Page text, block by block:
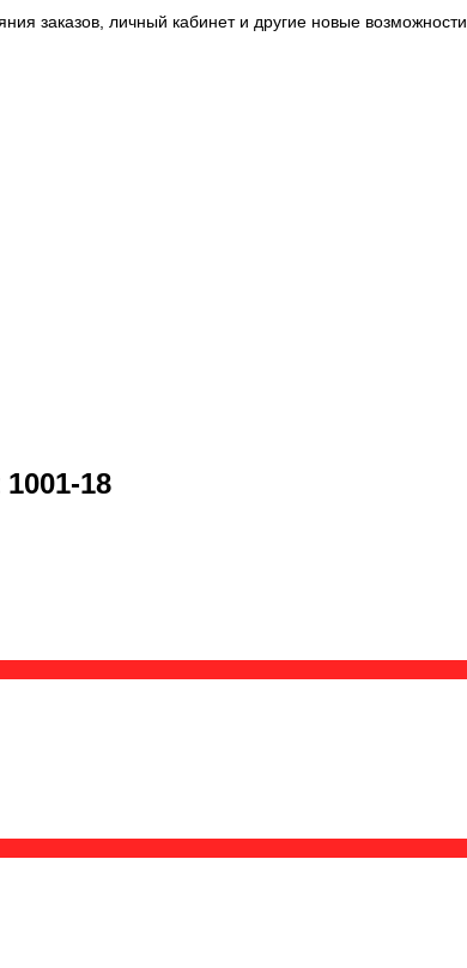
заказов, личный кабинет и другие новые возможности
18